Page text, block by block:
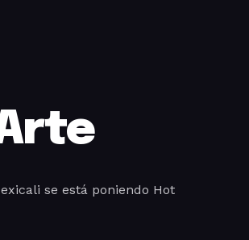
se está poniendo Hot